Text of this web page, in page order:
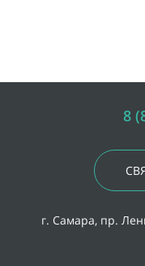
8
г. Самара, пр.